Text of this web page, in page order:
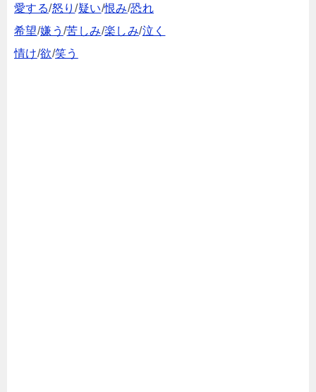
愛する/怒り/疑い/恨み/恐れ
希望/嫌う/苦しみ/楽しみ/泣く
情け/欲/笑う